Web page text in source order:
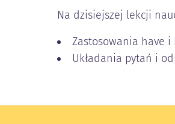
Na dzisiejszej lekcji
Zastosowania have i
Układania pytań i